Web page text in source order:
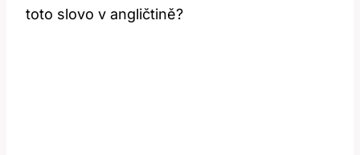
toto slovo v angličtině?